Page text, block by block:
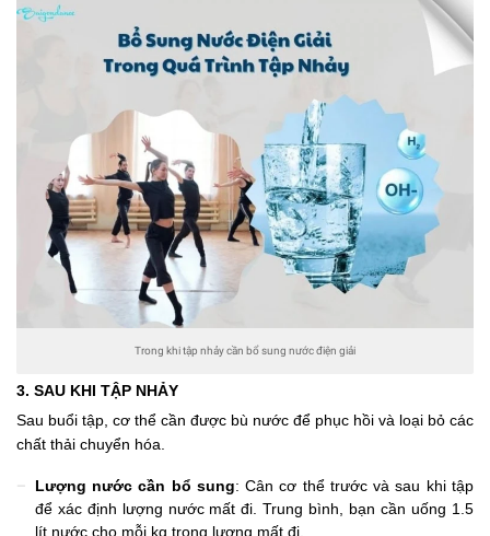
Trong khi tập nhảy cần bổ sung nước điện giải
3. SAU KHI TẬP NHẢY
Sau buổi tập, cơ thể cần được bù nước để phục hồi và loại bỏ các
chất thải chuyển hóa.
Lượng nước cần bổ sung: Cân cơ thể trước và sau khi tập
để xác định lượng nước mất đi. Trung bình, bạn cần uống 1.5
lít nước cho mỗi kg trọng lượng mất đi.